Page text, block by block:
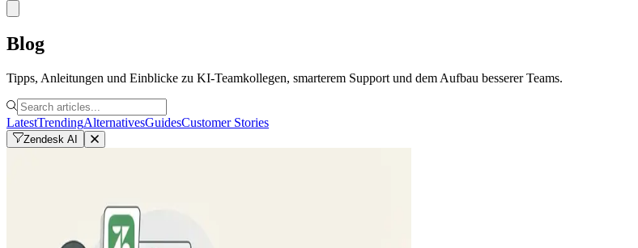
Blog
Tipps, Anleitungen und Einblicke zu KI-Teamkollegen, smarterem Support und dem Aufbau besserer Teams.
LatestTrendingAlternativesGuidesCustomer Stories
Zendesk AI